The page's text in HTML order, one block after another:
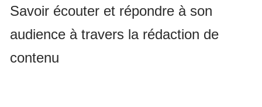
Savoir écouter et répondre à son
audience à travers la rédaction de
contenu